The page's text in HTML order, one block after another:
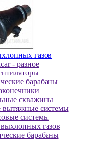
газов
- разное
барабаны
скважины
вытяжные системы
системы
газов
барабаны